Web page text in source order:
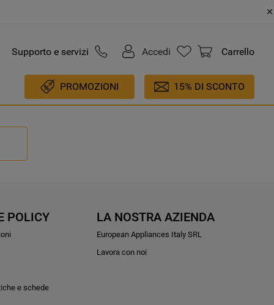
Supporto e servizi Accedi Carrello
PROMOZIONI 15% DI SCONTO
POLICY
e schede
LA NOSTRA AZIENDA
European Appliances Italy SRL
Lavora con noi